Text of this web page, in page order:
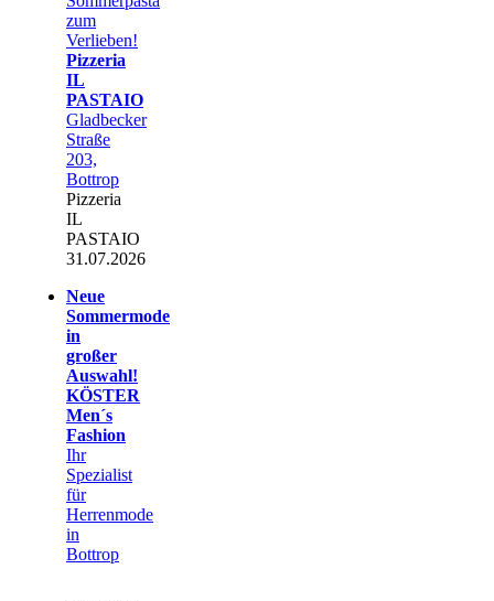
zum
Verlieben!
Pizzeria
IL
PASTAIO
Gladbecker
Straße
203,
Bottrop
Pizzeria
IL
PASTAIO
31.07.2026
Neue
Sommermode
in
großer
Auswahl!
KÖSTER
Men´s
Fashion
Ihr
Spezialist
für
Herrenmode
in
Bottrop